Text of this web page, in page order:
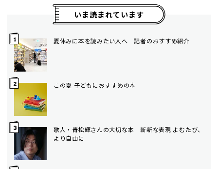
いま読まれています
夏休みに本を読みたい人へ 記者のおすすめ紹介
この夏 子どもにおすすめの本
歌人・青松輝さんの大切な本 斬新な表現 よむたび、
より自由に